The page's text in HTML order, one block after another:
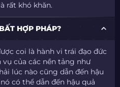
rất khó khăn.
HỢP PHÁP?
coi là hành vi trái đạo đức
của các nền tảng như
lúc nào cũng dẫn đến hậu
có thể dẫn đến hậu quả